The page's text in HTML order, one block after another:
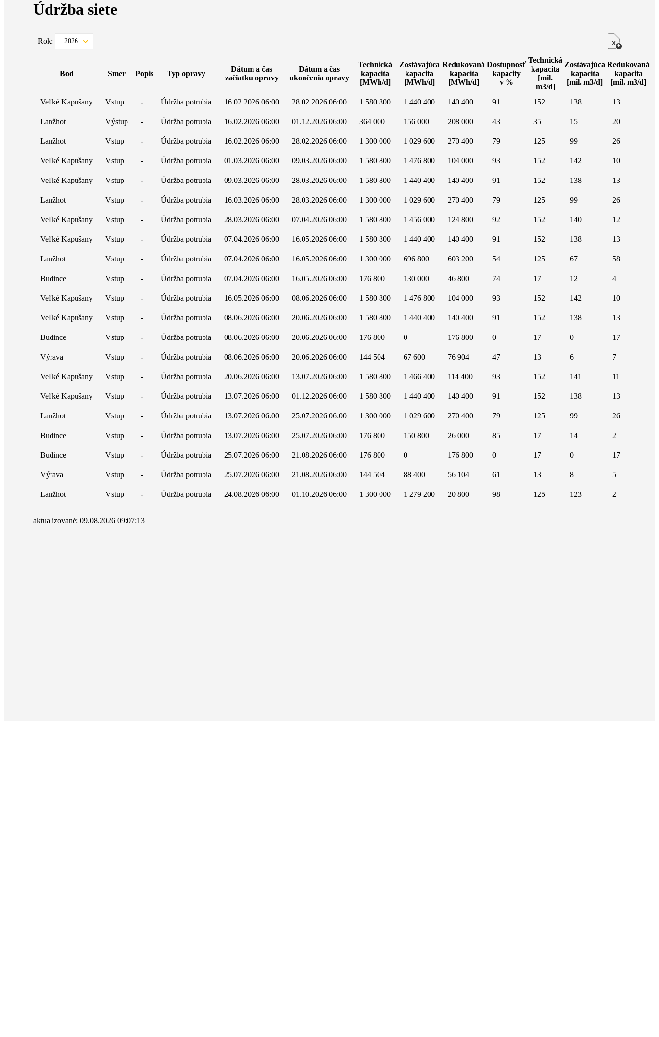
Údržba siete
Rok: 2026
Bod Smer Popis Typ opravy
Dátum a čas
začiatku opravy
Dátum a čas
ukončenia opravy
Technická
kapacita
[MWh/d]
Zostávajúca
kapacita
[MWh/d]
Redukovaná
kapacita
[MWh/d]
Dostupnosť
kapacity
v %
Technická
kapacita
[mil.
m3/d]
Zostávajúca
kapacita
[mil. m3/d]
Redukovaná
kapacita
[mil. m3/d]
Veľké Kapušany Vstup - Údržba potrubia 16.02.2026 06:00 28.02.2026 06:00 1 580 800 1 440 400 140 400 91 152 138 13
Lanžhot Výstup - Údržba potrubia 16.02.2026 06:00 01.12.2026 06:00 364 000 156 000 208 000 43 35 15 20
Lanžhot Vstup - Údržba potrubia 16.02.2026 06:00 28.02.2026 06:00 1 300 000 1 029 600 270 400 79 125 99 26
Veľké Kapušany Vstup - Údržba potrubia 01.03.2026 06:00 09.03.2026 06:00 1 580 800 1 476 800 104 000 93 152 142 10
Veľké Kapušany Vstup - Údržba potrubia 09.03.2026 06:00 28.03.2026 06:00 1 580 800 1 440 400 140 400 91 152 138 13
Lanžhot Vstup - Údržba potrubia 16.03.2026 06:00 28.03.2026 06:00 1 300 000 1 029 600 270 400 79 125 99 26
Veľké Kapušany Vstup - Údržba potrubia 28.03.2026 06:00 07.04.2026 06:00 1 580 800 1 456 000 124 800 92 152 140 12
Veľké Kapušany Vstup - Údržba potrubia 07.04.2026 06:00 16.05.2026 06:00 1 580 800 1 440 400 140 400 91 152 138 13
Lanžhot Vstup - Údržba potrubia 07.04.2026 06:00 16.05.2026 06:00 1 300 000 696 800 603 200 54 125 67 58
Budince Vstup - Údržba potrubia 07.04.2026 06:00 16.05.2026 06:00 176 800 130 000 46 800 74 17 12 4
Veľké Kapušany Vstup - Údržba potrubia 16.05.2026 06:00 08.06.2026 06:00 1 580 800 1 476 800 104 000 93 152 142 10
Veľké Kapušany Vstup - Údržba potrubia 08.06.2026 06:00 20.06.2026 06:00 1 580 800 1 440 400 140 400 91 152 138 13
Budince Vstup - Údržba potrubia 08.06.2026 06:00 20.06.2026 06:00 176 800 0 176 800 0 17 0 17
Výrava Vstup - Údržba potrubia 08.06.2026 06:00 20.06.2026 06:00 144 504 67 600 76 904 47 13 6 7
Veľké Kapušany Vstup - Údržba potrubia 20.06.2026 06:00 13.07.2026 06:00 1 580 800 1 466 400 114 400 93 152 141 11
Veľké Kapušany Vstup - Údržba potrubia 13.07.2026 06:00 01.12.2026 06:00 1 580 800 1 440 400 140 400 91 152 138 13
Lanžhot Vstup - Údržba potrubia 13.07.2026 06:00 25.07.2026 06:00 1 300 000 1 029 600 270 400 79 125 99 26
Budince Vstup - Údržba potrubia 13.07.2026 06:00 25.07.2026 06:00 176 800 150 800 26 000 85 17 14 2
Budince Vstup - Údržba potrubia 25.07.2026 06:00 21.08.2026 06:00 176 800 0 176 800 0 17 0 17
Výrava Vstup - Údržba potrubia 25.07.2026 06:00 21.08.2026 06:00 144 504 88 400 56 104 61 13 8 5
Lanžhot Vstup - Údržba potrubia 24.08.2026 06:00 01.10.2026 06:00 1 300 000 1 279 200 20 800 98 125 123 2
aktualizované: 09.08.2026 09:07:13